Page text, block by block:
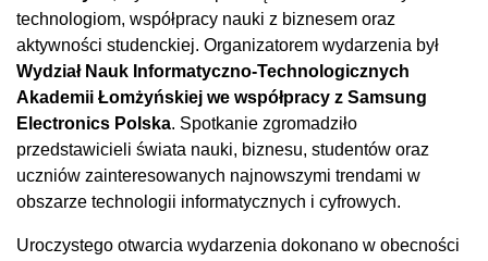
technologiom, współpracy nauki z biznesem oraz
aktywności studenckiej. Organizatorem wydarzenia był
Wydział Nauk Informatyczno-Technologicznych
Akademii Łomżyńskiej we współpracy z Samsung
Electronics Polska. Spotkanie zgromadziło
przedstawicieli świata nauki, biznesu, studentów oraz
uczniów zainteresowanych najnowszymi trendami w
obszarze technologii informatycznych i cyfrowych.
Uroczystego otwarcia wydarzenia dokonano w obecności